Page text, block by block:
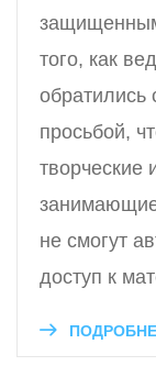
того, как
обратились
просьбой,
творческие
не смогут
доступ к